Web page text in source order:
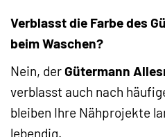
Verblasst die Farbe des
beim Waschen?
Nein, derGütermann
verblasst auch nach
bleiben Ihre Nähprojekte
lebendig.